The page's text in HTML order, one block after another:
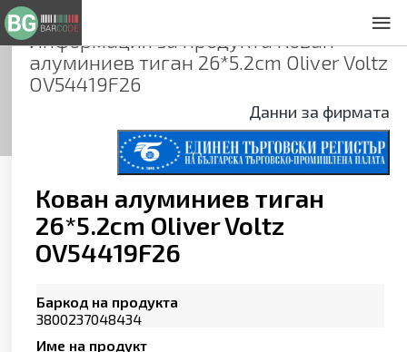
Информация за продуктаКован
алуминиев тиган 26*5.2cm Oliver Voltz
OV54419F26
Данни за фирмата
Кован алуминиев тиган
26*5.2cm Oliver Voltz
OV54419F26
Баркод на продукта
3800237048434
Име на продукт
Общи условия
Декларация за проверителност
Заснемане на продукти
Контакти